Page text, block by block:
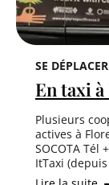
SE DÉPLACER
En taxi
Plusieurs
actives à
SOCOTA Tél
ItTaxi